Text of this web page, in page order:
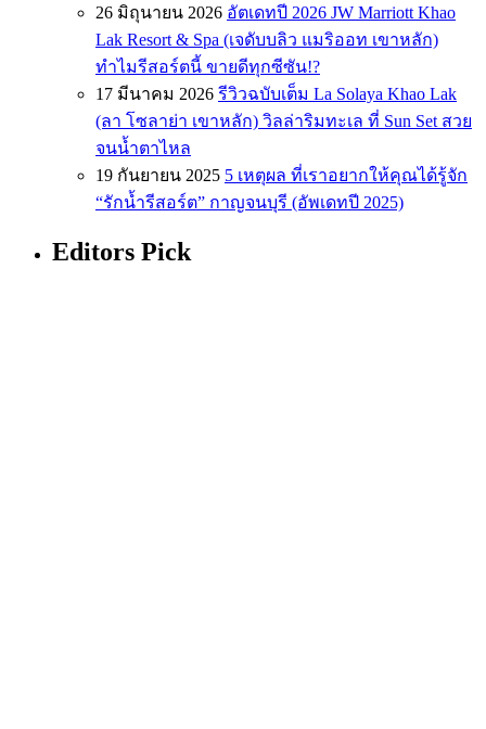
26 มิถุนายน 2026 อัตเดทปี 2026 JW Marriott Khao
Lak Resort & Spa (เจดับบลิว แมริออท เขาหลัก)
ทำไมรีสอร์ตนี้ ขายดีทุกซีซัน!?
17 มีนาคม 2026 รีวิวฉบับเต็ม La Solaya Khao Lak
(ลา โซลาย่า เขาหลัก) วิลล่าริมทะเล ที่ Sun Set สวย
จนน้ำตาไหล
19 กันยายน 2025 5 เหตุผล ที่เราอยากให้คุณได้รู้จัก
“รักน้ำรีสอร์ต” กาญจนบุรี (อัพเดทปี 2025)
Editors Pick